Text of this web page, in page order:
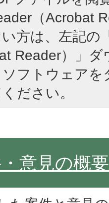
（Acrobat
方は、左記の
Reader）」
フトウェア
ださい。
意見の概要